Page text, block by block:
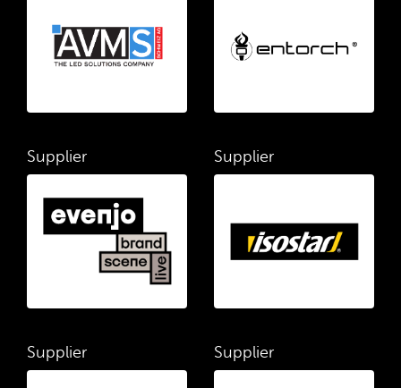
Supplier Supplier
Supplier Supplier